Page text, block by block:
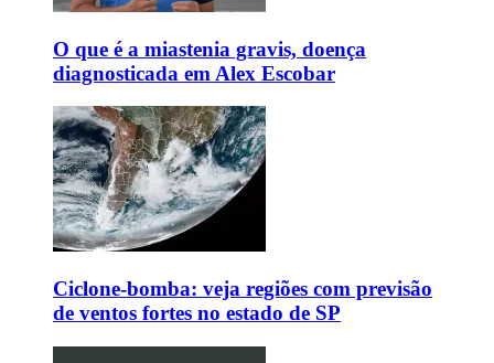
O que é a miastenia gravis, doença
diagnosticada em Alex Escobar
Ciclone-bomba: veja regiões com previsão
de ventos fortes no estado de SP